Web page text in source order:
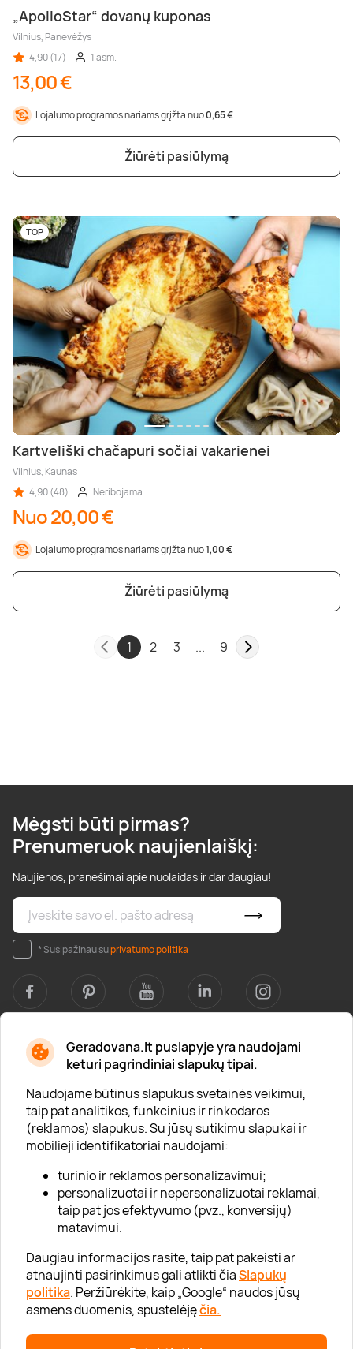
Geradovana.lt puslapyje yra naudojami
keturi pagrindiniai slapukų tipai.
Naudojame būtinus slapukus svetainės veikimui,
taip pat analitikos, funkcinius ir rinkodaros
(reklamos) slapukus. Su jūsų sutikimu slapukai ir
mobilieji identifikatoriai naudojami:
turinio ir reklamos personalizavimui;
personalizuotai ir nepersonalizuotai reklamai,
taip pat jos efektyvumo (pvz., konversijų)
matavimui.
Daugiau informacijos rasite, taip pat pakeisti ar
atnaujinti pasirinkimus gali atlikti čiaSlapukų
politika. Peržiūrėkite, kaip „Google“ naudos jūsų
asmens duomenis, spustelėjęčia.
„ApolloStar“ dovanų kuponas
Vilnius, Panevėžys
4,90 (17)
1 asm.
13,00 €
Lojalumo programos nariams grįžta nuo0,65 €
Žiūrėti pasiūlymą
TOP
Kartveliški chačapuri sočiai vakarienei
Vilnius, Kaunas
4,90 (48)
Neribojama
Nuo 20,00 €
Lojalumo programos nariams grįžta nuo1,00 €
Žiūrėti pasiūlymą
1 2 3 ... 9
Mėgsti būti pirmas?
Prenumeruok naujienlaiškį:
Naujienos, pranešimai apie nuolaidas ir dar daugiau!
* Susipažinau suprivatumo politika
Apie mus
Apie „Gera Dovana“
Lojalumo klubas
Karjera
Visi partneriai
Kontaktai
Tinklaraštis
Informacija